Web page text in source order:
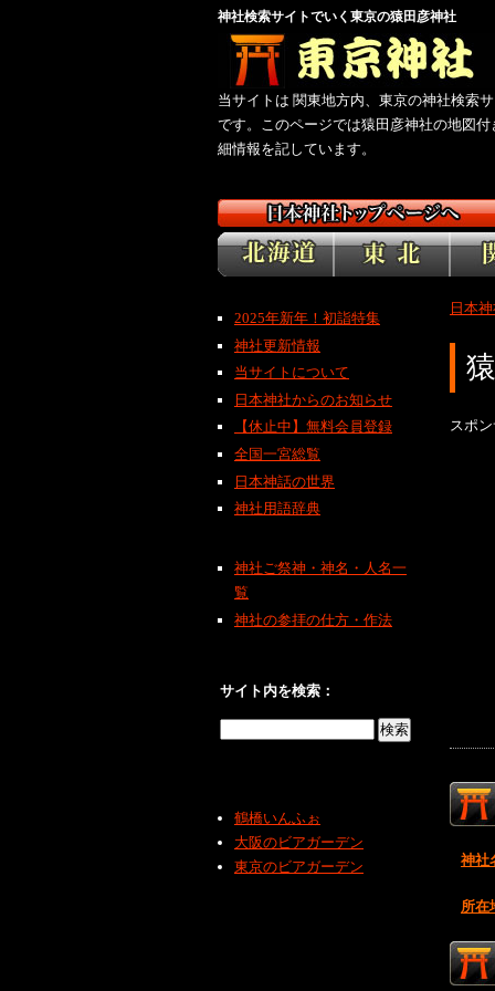
神社検索サイトでいく東京の猿田彦神社
当サイトは 関東地方内、東京の神社検索
です。このページでは猿田彦神社の地図付
細情報を記しています。
日本
スポ
神社
所在
2025年新年！初詣特集
神社更新情報
当サイトについて
日本神社からのお知らせ
【休止中】無料会員登録
全国一宮総覧
日本神話の世界
神社用語辞典
神社ご祭神・神名・人名一
覧
神社の参拝の仕方・作法
サイト内を検索：
鶴橋いんふぉ
大阪のビアガーデン
東京のビアガーデン